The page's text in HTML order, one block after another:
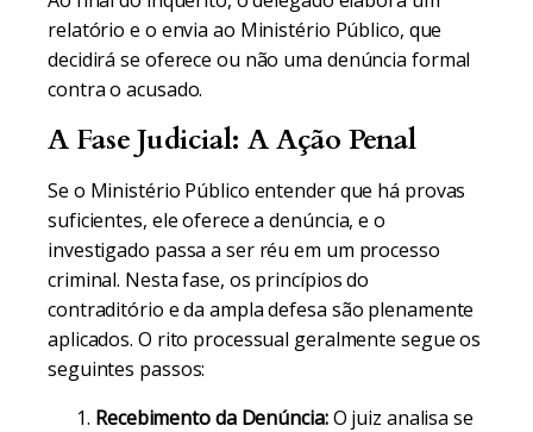
relatório e o envia ao Ministério Público, que
decidirá se oferece ou não uma denúncia formal
contra o acusado.
A Fase Judicial: A Ação Penal
Se o Ministério Público entender que há provas
suficientes, ele oferece a denúncia, e o
investigado passa a ser réu em um processo
criminal. Nesta fase, os princípios do
contraditório e da ampla defesa são plenamente
aplicados. O rito processual geralmente segue os
seguintes passos:
Recebimento da Denúncia:O juiz analisa se